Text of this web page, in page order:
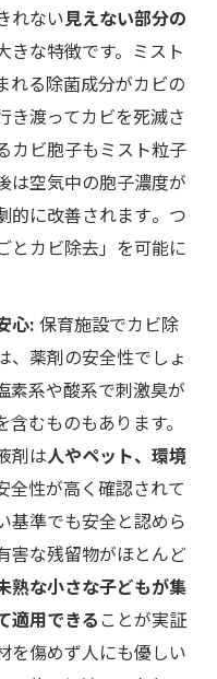
れない見えない部分の
きな特徴です。ミスト
れる除菌成分がカビの
き渡ってカビを死滅さ
カビ胞子もミスト粒子
は空気中の胞子濃度が
的に改善されます​。つ
とカビ除去」を可能に
心: 保育施設でカビ除
、薬剤の安全性でしょ
素系や酸系で刺激臭が
むものもあります。
剤は人やペット、環境
全性が高く確認されて
基準でも安全と認めら
害な残留物がほとんど
熟な小さな子どもが集
適用できる ことが実証
を傷めず人にも優しい